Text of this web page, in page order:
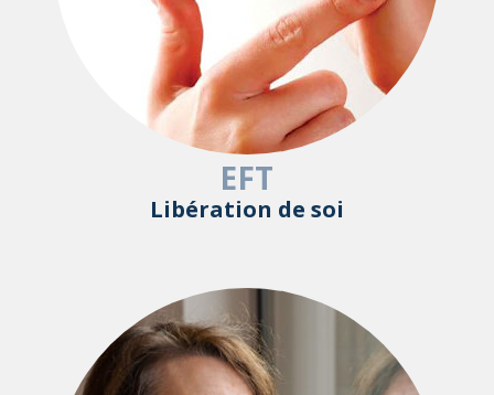
EFT
Libération de soi